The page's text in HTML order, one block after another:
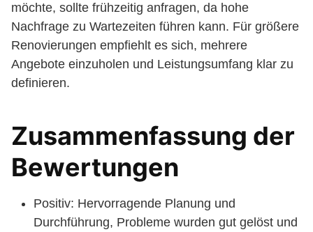
möchte, sollte frühzeitig anfragen, da hohe
Nachfrage zu Wartezeiten führen kann. Für größere
Renovierungen empfiehlt es sich, mehrere
Angebote einzuholen und Leistungsumfang klar zu
definieren.
Zusammenfassung der
Bewertungen
Positiv: Hervorragende Planung und
Durchführung, Probleme wurden gut gelöst und